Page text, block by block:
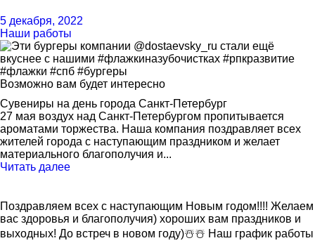
5 декабря, 2022
Наши работы
Возможно вам будет интересно
Сувениры на день города Санкт-Петербург
27 мая воздух над Санкт-Петербургом пропитывается
ароматами торжества. Наша компания поздравляет всех
жителей города с наступающим праздником и желает
материального благополучия и...
Читать далее
Поздравляем всех с наступающим Новым годом!!!! Желаем
вас здоровья и благополучия) хороших вам праздников и
выходных! До встреч в новом году)☃️☃️ Наш график работы